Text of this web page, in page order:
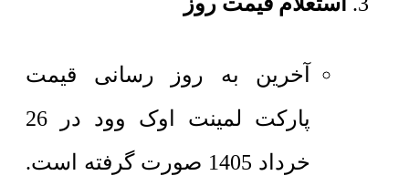
آخرین به روز رسانی قیمت
پارکت لمینت اوک وود در 26
خرداد 1405 صورت گرفته است.